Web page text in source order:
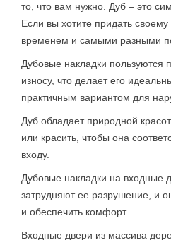
то, что вам нужно. Дуб – это
Если вы хотите придать
временем и самыми разными
Дубовые накладки пользуются
износу, что делает его
практичным вариантом для
Дуб обладает природной
или красить, чтобы она
входу.
Дубовые накладки на входные
затрудняют ее разрушение, и
и обеспечить комфорт.
Входные двери из массива